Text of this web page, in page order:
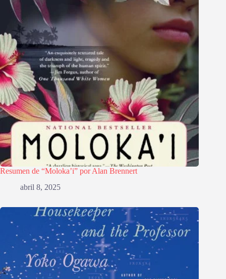
Resumen de “Moloka’i” por Alan Brennert
abril 8, 2025